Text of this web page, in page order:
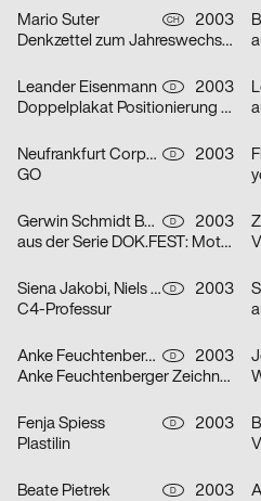
Mario Suter CH
2003
Denkzettel zum Jahreswechsel: Öl
Leander Eisenmann D
2003
Doppelplakat Positionierung – Design und Architektur, von der Ausbildung zum Beruf?
Neufrankfurt Corporate Design GmbH D
2003
GO
Gerwin Schmidt Büro für visuelle Gestaltung D
2003
aus der Serie DOK.FEST: Motiv Schrei – Motiv Kuss
Siena Jakobi, Niels Verhaag D
2003
C4-Professur
Anke Feuchtenberger D
2003
Anke Feuchtenberger Zeichnungen
Fenja Spiess D
2003
Plastilin
Beate Pietrek D
2003